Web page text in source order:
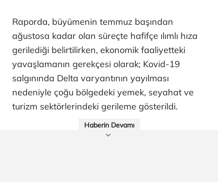
Raporda, büyümenin temmuz başından
ağustosa kadar olan süreçte hafifçe ılımlı hıza
gerilediği belirtilirken, ekonomik faaliyetteki
yavaşlamanın gerekçesi olarak; Kovid-19
salgınında Delta varyantının yayılması
nedeniyle çoğu bölgedeki yemek, seyahat ve
turizm sektörlerindeki gerileme gösterildi.
Haberin Devamı